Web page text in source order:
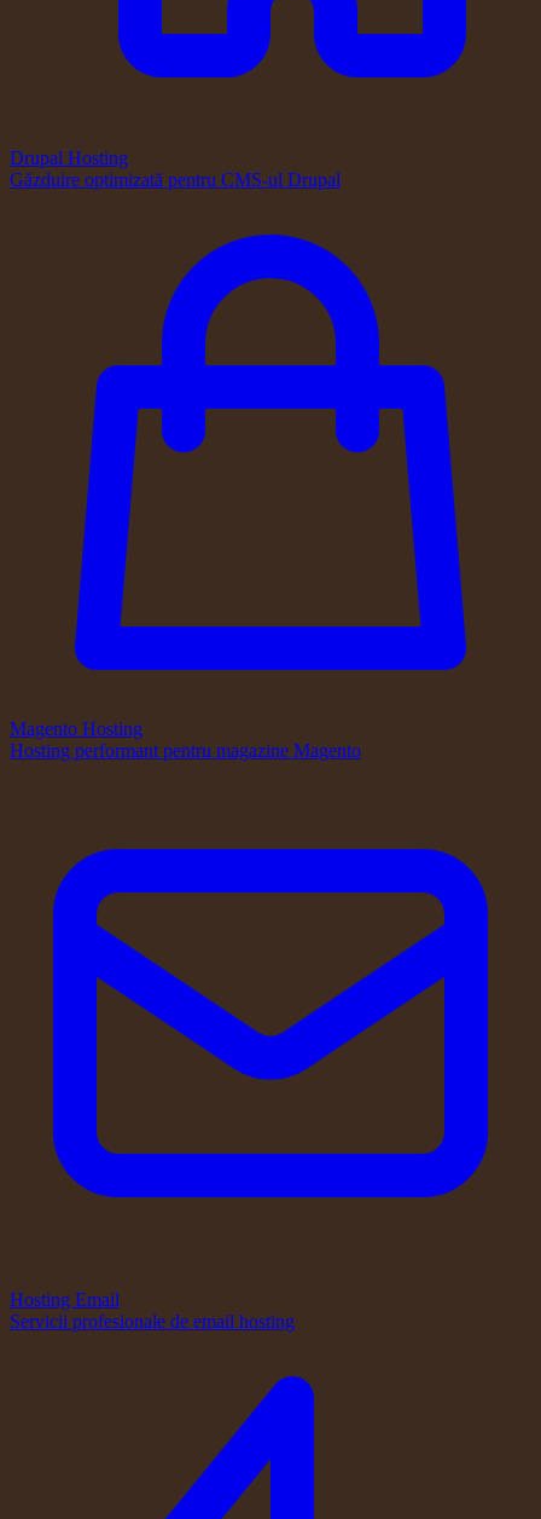
Drupal Hosting
Găzduire optimizată pentru CMS-ul Drupal
Magento Hosting
Hosting performant pentru magazine Magento
Hosting Email
Servicii profesionale de email hosting